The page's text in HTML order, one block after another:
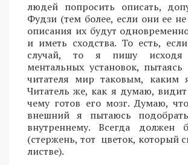
людей попросить описать,
Фудзи (тем более, если они ее
описания их будут
и иметь сходства. То есть,
случай, то я пишу
ментальных установок,
читателя мир таковым, каким
Читатель же, как я думаю,
чему готов его мозг. Думаю,
внешний я пытаюсь
внутреннему. Всегда должен
(стержень, тот цветок, который
листве).